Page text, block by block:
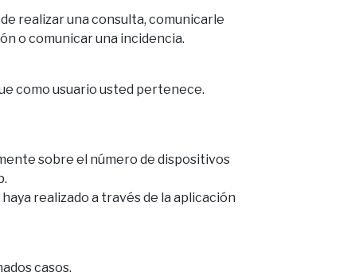
realizar una consulta, comunicarle
o comunicar una incidencia.
como usuario usted pertenece.
sobre el número de dispositivos
realizado a través de la aplicación
casos.